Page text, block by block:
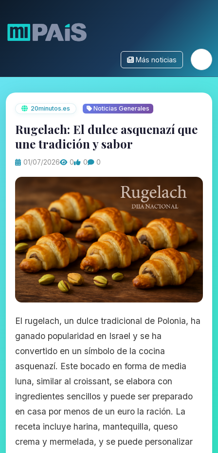
Más noticias
20minutos.es Noticias Generales
Rugelach: El dulce asquenazí que
une tradición y sabor
01/07/2026 0 0 0
El rugelach, un dulce tradicional de Polonia, ha
ganado popularidad en Israel y se ha
convertido en un símbolo de la cocina
asquenazí. Este bocado en forma de media
luna, similar al croissant, se elabora con
ingredientes sencillos y puede ser preparado
en casa por menos de un euro la ración. La
receta incluye harina, mantequilla, queso
crema y mermelada, y se puede personalizar